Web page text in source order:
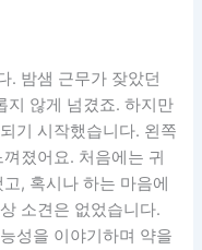
. 밤샘 근무가 잦았던
지 않게 넘겼죠. 하지만
기 시작했습니다. 왼쪽
졌어요. 처음에는 귀
, 혹시나 하는 마음에
소견은 없었습니다.
성을 이야기하며 약을